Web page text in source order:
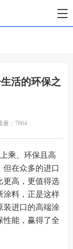
活的环保之
量：7064
乘、环保且高
但在众多的进口
更高，更值得选
涂料，正是这样
装进口的高端涂
性能，赢得了全